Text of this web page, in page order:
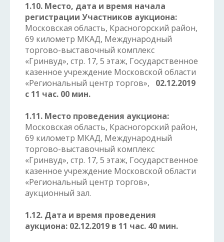
1.10. Место, дата и время начала
регистрации Участников аукциона:
Московская область, Красногорский район,
69 километр МКАД, Международный
торгово-выставочный комплекс
«Гринвуд», стр. 17, 5 этаж, Государственное
казенное учреждение Московской области
«Региональный центр торгов», 02.12.2019
с 11 час. 00 мин.
1.11. Место проведения аукциона:
Московская область, Красногорский район,
69 километр МКАД, Международный
торгово-выставочный комплекс
«Гринвуд», стр. 17, 5 этаж, Государственное
казенное учреждение Московской области
«Региональный центр торгов»,
аукционный зал.
1.12. Дата и время проведения
аукциона: 02.12.2019 в 11 час. 40 мин.